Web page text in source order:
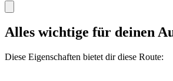
Alles wichtige für deinen
Diese Eigenschaften bietet dir diese Route: